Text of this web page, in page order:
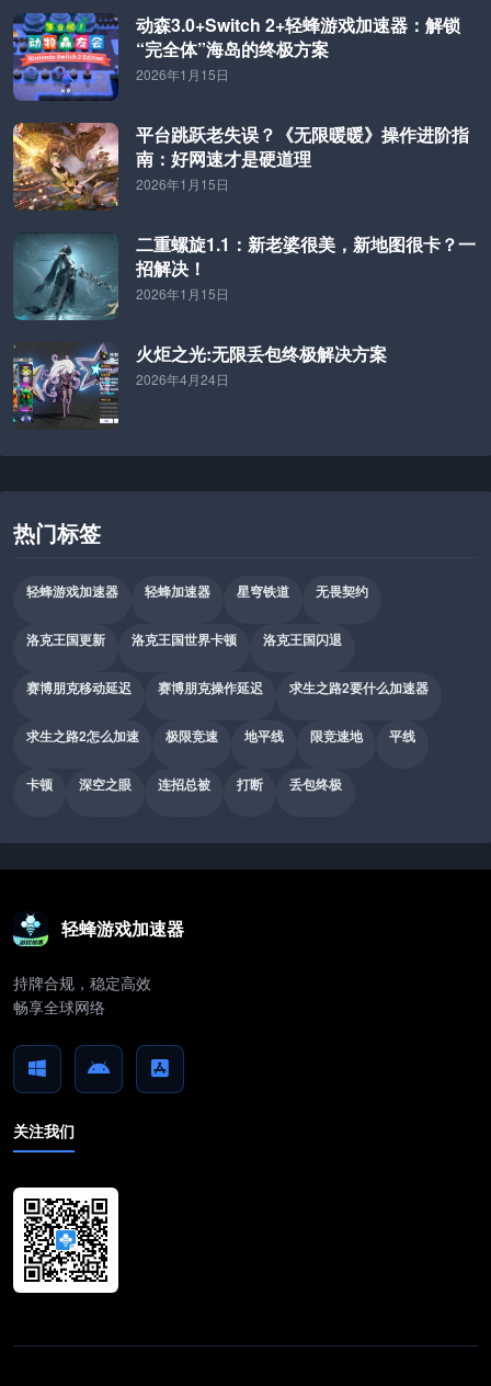
动森3.0+Switch 2+轻蜂游戏加速器：解锁
“完全体”海岛的终极方案
2026年1月15日
平台跳跃老失误？《无限暖暖》操作进阶指
南：好网速才是硬道理
2026年1月15日
二重螺旋1.1：新老婆很美，新地图很卡？一
招解决！
2026年1月15日
火炬之光:无限丢包终极解决方案
2026年4月24日
热门标签
轻蜂游戏加速器 轻蜂加速器 星穹铁道 无畏契约
洛克王国更新 洛克王国世界卡顿 洛克王国闪退
赛博朋克移动延迟 赛博朋克操作延迟 求生之路2要什么加速器
求生之路2怎么加速 极限竞速 地平线 限竞速地 平线
卡顿 深空之眼 连招总被 打断 丢包终极
轻蜂游戏加速器
持牌合规，稳定高效
畅享全球网络
关注我们